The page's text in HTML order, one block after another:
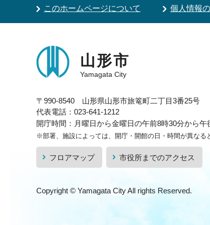
このホームページについて 個人情報
山形市
Yamagata City
〒990-8540 山形県山形市旅篭町二丁目3番25号
代表電話：023-641-1212
開庁時間：月曜日から金曜日の午前8時30分から
※部署、施設によっては、開庁・開館の日・時間が異なる
フロアマップ 市役所までのアクセス
Copyright © Yamagata City All rights Reserved.